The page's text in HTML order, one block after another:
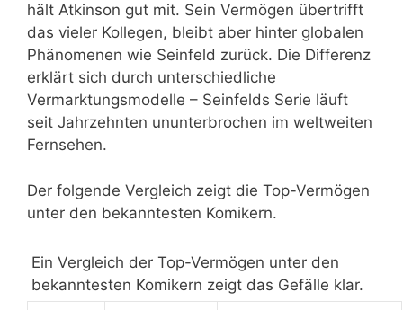
hält Atkinson gut mit. Sein Vermögen übertrifft
das vieler Kollegen, bleibt aber hinter globalen
Phänomenen wie Seinfeld zurück. Die Differenz
erklärt sich durch unterschiedliche
Vermarktungsmodelle – Seinfelds Serie läuft
seit Jahrzehnten ununterbrochen im weltweiten
Fernsehen.
Der folgende Vergleich zeigt die Top-Vermögen
unter den bekanntesten Komikern.
Ein Vergleich der Top-Vermögen unter den
bekanntesten Komikern zeigt das Gefälle klar.